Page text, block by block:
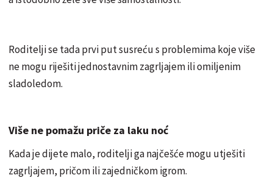
Roditelji se tada prvi put susreću s problemima koje više
ne mogu riješiti jednostavnim zagrljajem ili omiljenim
sladoledom.
Više ne pomažu priče za laku noć
Kada je dijete malo, roditelji ga najčešće mogu utješiti
zagrljajem, pričom ili zajedničkom igrom.